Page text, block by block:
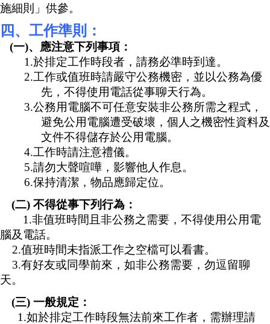
施細則」供參。
四、工作準則：
(一)、應注意下列事項：
1.於排定工作時段者，請務必準時到達。
2.工作或值班時請嚴守公務機密，並以公務為優
先，不得使用電話從事聊天行為。
3.公務用電腦不可任意安裝非公務所需之程式，
避免公用電腦遭受破壞，個人之機密性資料及
文件不得儲存於公用電腦。
4.工作時請注意禮儀。
5.請勿大聲喧嘩，影響他人作息。
6.保持清潔，物品應歸定位。
(二) 不得從事下列行為：
1.非值班時間且非公務之需要，不得使用公用電
腦及電話。
2.值班時間未指派工作之空檔可以看書。
3.有好友或同學前來，如非公務需要，勿逗留聊
天。
(三) 一般規定：
1.如於排定工作時段無法前來工作者，需辦理請